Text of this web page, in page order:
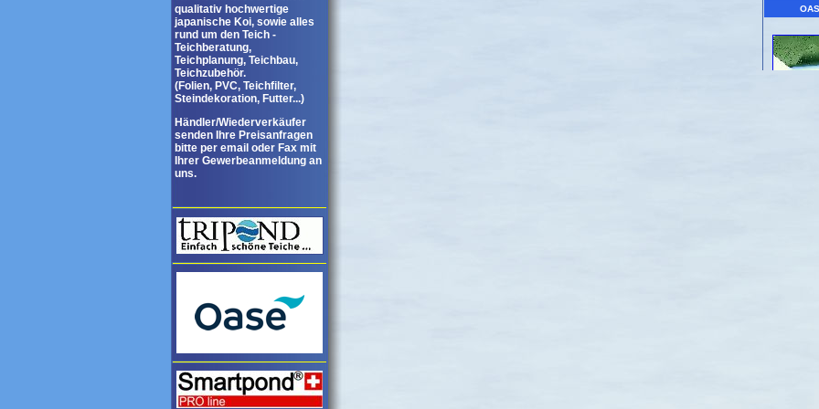
qualitativ hochwertige
japanische Koi, sowie alles
rund um den Teich -
Teichberatung,
Teichplanung, Teichbau,
Teichzubehör.
(Folien, PVC, Teichfilter,
Steindekoration, Futter...)
Händler/Wiederverkäufer
senden Ihre Preisanfragen
bitte per email oder Fax mit
Ihrer Gewerbeanmeldung an
uns.